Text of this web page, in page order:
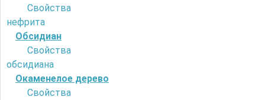
Свойства
нефрита
Обсидиан
Свойства
обсидиана
Окаменелое дерево
Свойства